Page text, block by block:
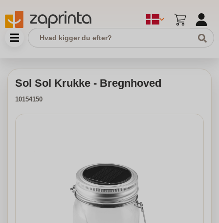
Sol Sol Krukke - Bregnhoved
10154150